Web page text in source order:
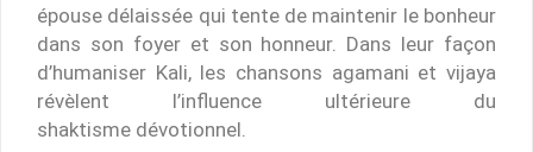
épouse délaissée qui tente de maintenir le bonheur
dans son foyer et son honneur. Dans leur façon
d’humaniser Kali, les chansons agamani et vijaya
révèlent l’influence ultérieure du
shaktisme dévotionnel.